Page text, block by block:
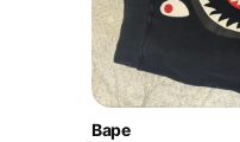
Bape